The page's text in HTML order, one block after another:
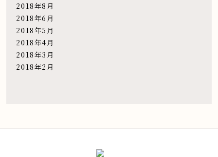
2018年8月
2018年6月
2018年5月
2018年4月
2018年3月
2018年2月